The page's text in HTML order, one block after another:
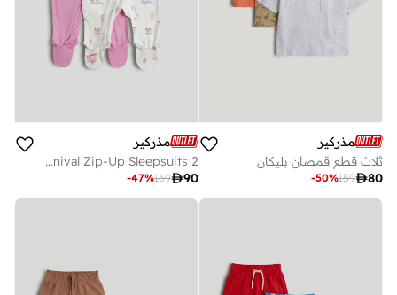
مذركير
ثلاث قطع قمصان بليكان
80
159
-50%
مذركير
2 Pack Carnival Zip-Up Sleepsuits
90
169
-47%